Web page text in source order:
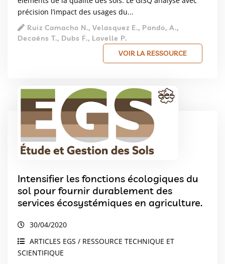
précision l’impact des usages du...
Ruiz Camacho N., Velasquez E., Pando, A.,
Decaëns T., Dubs F., Lavelle P.
VOIR LA RESSOURCE
Intensifier les fonctions écologiques du
sol pour fournir durablement des
services écosystémiques en agriculture.
30/04/2020
ARTICLES EGS / RESSOURCE TECHNIQUE ET
SCIENTIFIQUE